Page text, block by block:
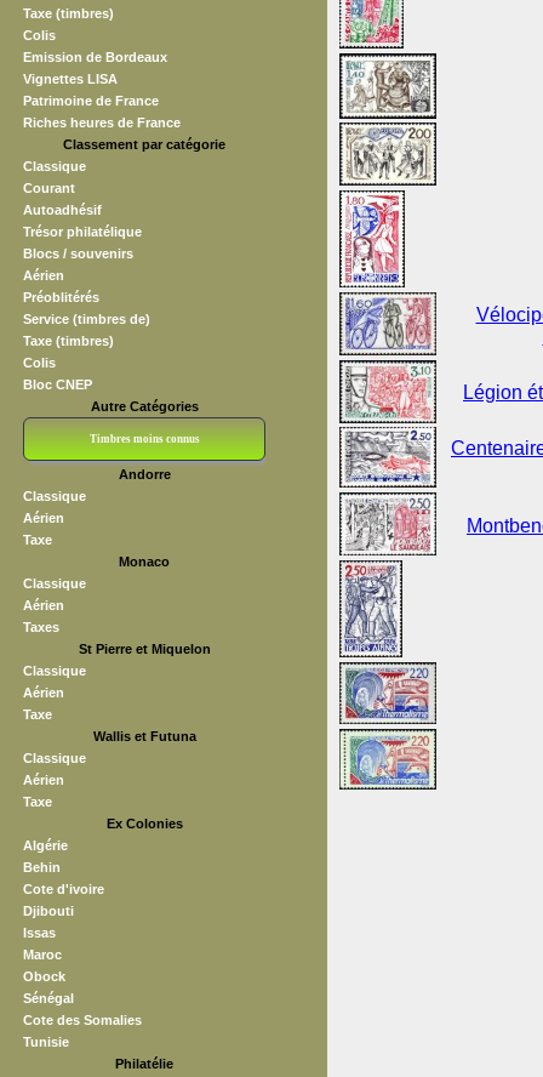
Taxe (timbres)
Colis
Emission de Bordeaux
Vignettes LISA
Patrimoine de France
Riches heures de France
Classement par catégorie
Classique
Courant
Autoadhésif
Trésor philatélique
Blocs / souvenirs
Aérien
Préoblitérés
Service (timbres de)
Taxe (timbres)
Colis
Bloc CNEP
Autre Catégories
Timbres moins connus
Andorre
Classique
Aérien
Taxe
Monaco
Classique
Aérien
Taxes
St Pierre et Miquelon
Classique
Aérien
Taxe
Wallis et Futuna
Classique
Aérien
Taxe
Ex Colonies
Algérie
Behin
Cote d'ivoire
Djibouti
Issas
Maroc
Obock
Sénégal
Cote des Somalies
Tunisie
Philatélie
Légion